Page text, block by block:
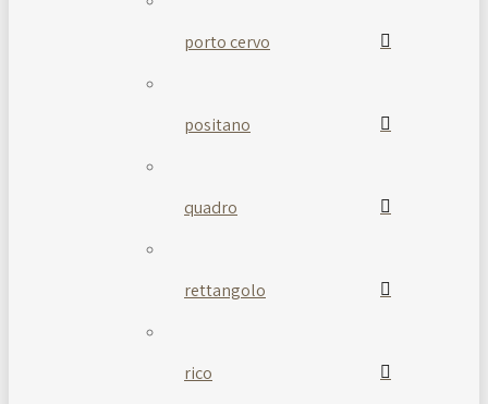
porto cervo
positano
quadro
rettangolo
rico